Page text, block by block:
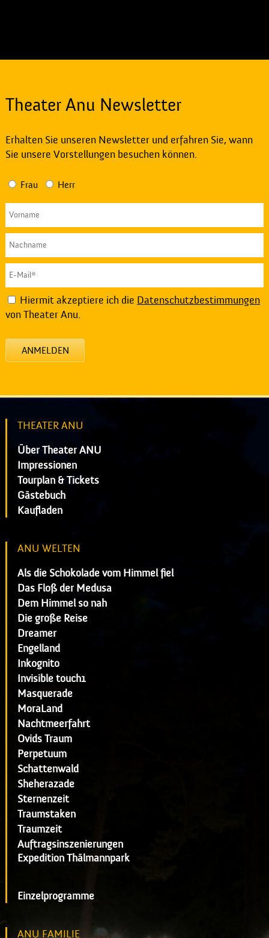
Theater Anu Newsletter
Erhalten Sie unseren Newsletter und erfahren Sie, wann
Sie unsere Vorstellungen besuchen können.
Frau Herr
Hiermit akzeptiere ich die Datenschutzbestimmungen
von Theater Anu.
ANMELDEN
THEATER ANU
Über Theater ANU
Impressionen
Tourplan & Tickets
Gästebuch
Kaufladen
ANU WELTEN
Als die Schokolade vom Himmel fiel
Das Floß der Medusa
Dem Himmel so nah
Die große Reise
Dreamer
Engelland
Inkognito
Invisible touch1
Masquerade
MoraLand
Nachtmeerfahrt
Ovids Traum
Perpetuum
Schattenwald
Sheherazade
Sternenzeit
Traumstaken
Traumzeit
Auftragsinszenierungen
Expedition Thälmannpark
Einzelprogramme
ANU FAMILIE